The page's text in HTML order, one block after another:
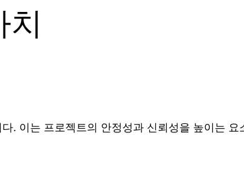
. 이는 프로젝트의 안정성과 신뢰성을 높이는